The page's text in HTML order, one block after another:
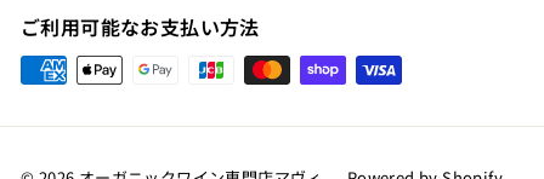
ご利用可能なお支払い方法